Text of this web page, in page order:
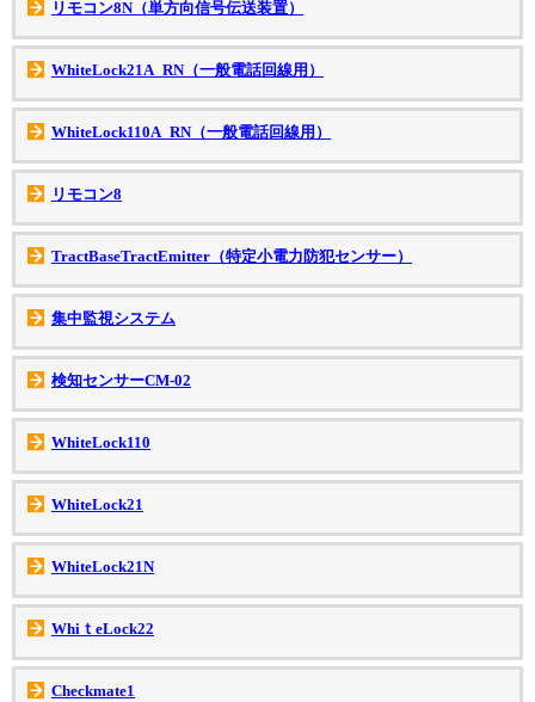
リモコン8N（単方向信号伝送装置）
WhiteLock21A_RN（一般電話回線用）
WhiteLock110A_RN（一般電話回線用）
リモコン8
TractBaseTractEmitter（特定小電力防犯センサー）
集中監視システム
検知センサーCM-02
WhiteLock110
WhiteLock21
WhiteLock21N
WhiｔeLock22
Checkmate1